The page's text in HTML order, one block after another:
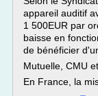
appareil auditif
1 500EUR par
baisse en
de bénéficier
Mutuelle, CMU
En France, la